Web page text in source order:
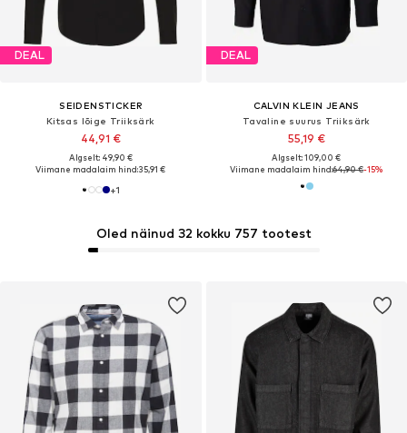
DEAL
SEIDENSTICKER
Kitsas lõige Triiksärk
44,91 €
Algselt: 49,90 €
Viimane madalaim hind:35,91 €
+1
DEAL
CALVIN KLEIN JEANS
Tavaline suurus Triiksärk
55,19 €
Algselt: 109,00 €
Viimane madalaim hind:64,90 €-15%
Oled näinud 32 kokku 757 tootest